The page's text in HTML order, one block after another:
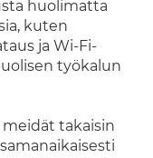
huolimatta
kuten
ja Wi-Fi-
työkalun
meidät takaisin